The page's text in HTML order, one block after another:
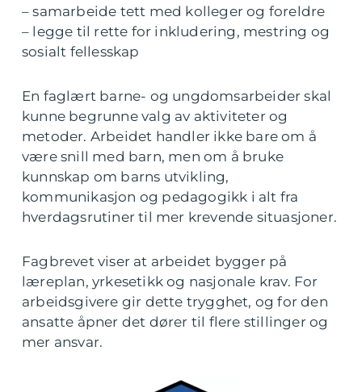
– samarbeide tett med kolleger og foreldre
– legge til rette for inkludering, mestring og
sosialt fellesskap
En faglært barne- og ungdomsarbeider skal
kunne begrunne valg av aktiviteter og
metoder. Arbeidet handler ikke bare om å
være snill med barn, men om å bruke
kunnskap om barns utvikling,
kommunikasjon og pedagogikk i alt fra
hverdagsrutiner til mer krevende situasjoner.
Fagbrevet viser at arbeidet bygger på
læreplan, yrkesetikk og nasjonale krav. For
arbeidsgivere gir dette trygghet, og for den
ansatte åpner det dører til flere stillinger og
mer ansvar.